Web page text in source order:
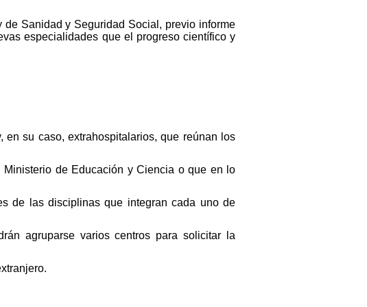
Sanidad y Seguridad Social, previo informe
especialidades que el progreso científico y
su caso, extrahospitalarios, que reúnan los
de Educación y Ciencia o que en lo
de las disciplinas que integran cada uno de
agruparse varios centros para solicitar la